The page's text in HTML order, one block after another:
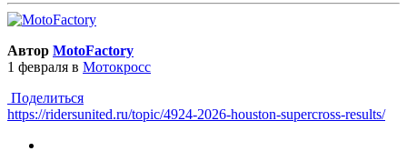
Автор MotoFactory
1 февраля в Мотокросс
Поделиться
https://ridersunited.ru/topic/4924-2026-houston-supercross-results/